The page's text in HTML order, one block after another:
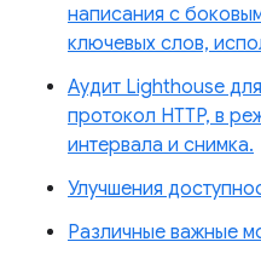
написания с
ключевых слов,
Аудит Lighthouse
протокол HTTP, в
интервала и снимка.
Улучшения
Различные важные